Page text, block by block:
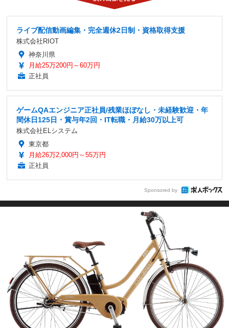
ライブ配信動画編集・完全週休2日制・資格取得支援
株式会社RIOT
神奈川県
月給25万200円～60万円
正社員
ゲームQAエンジニア正社員/残業ほぼなし・未経験歓迎・年
間休日125日・賞与年2回・IT転職・月給30万以上可
株式会社ELシステム
東京都
月給26万2,000円～55万円
正社員
Sponsored by